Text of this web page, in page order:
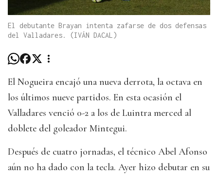
El debutante Brayan intenta zafarse de dos defensas
del Valladares. (IVÁN DACAL)
El Nogueira encajó una nueva derrota, la octava en
los últimos nueve partidos. En esta ocasión el
Valladares venció 0-2 a los de Luintra merced al
doblete del goleador Mintegui.
Después de cuatro jornadas, el técnico Abel Afonso
aún no ha dado con la tecla. Ayer hizo debutar en su